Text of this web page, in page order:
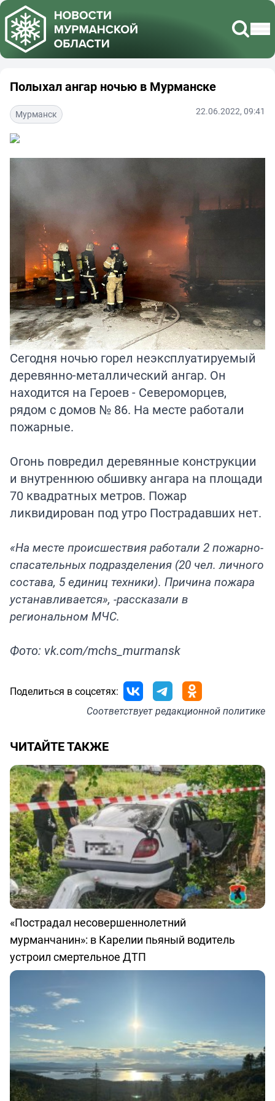
Полыхал ангар ночью в Мурманске
Мурманск 22.06.2022, 09:41
Сегодня ночью горел неэксплуатируемый
деревянно-металлический ангар. Он
находится на Героев - Североморцев,
рядом с домов № 86. На месте работали
пожарные.
Огонь повредил деревянные конструкции
и внутреннюю обшивку ангара на площади
70 квадратных метров. Пожар
ликвидирован под утро Пострадавших нет.
«На месте происшествия работали 2 пожарно-
спасательных подразделения (20 чел. личного
состава, 5 единиц техники). Причина пожара
устанавливается», -рассказали в
региональном МЧС.
Фото: vk.com/mchs_murmansk
Поделиться в соцсетях:
Соответствуетредакционной политике
ЧИТАЙТЕ ТАКЖЕ
«Пострадал несовершеннолетний
мурманчанин»: в Карелии пьяный водитель
устроил смертельное ДТП